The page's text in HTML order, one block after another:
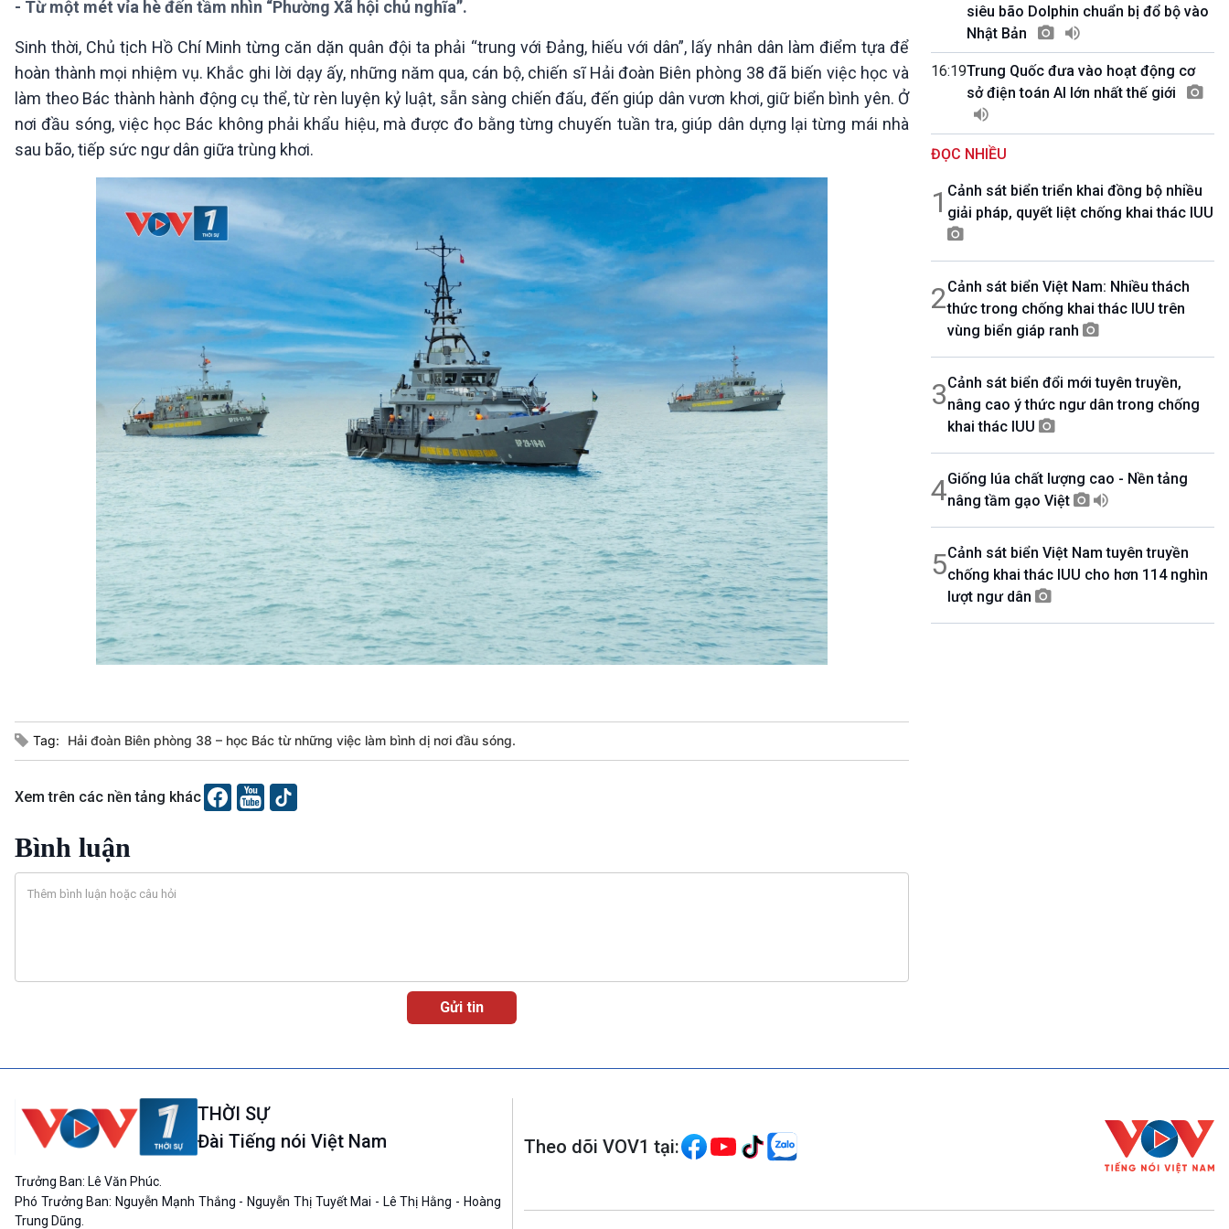
360 độ Sức khỏe
Tài nguyên và Môi trường
Chuyên gia của bạn
Xã hội chuyển động
Bước chân đến trường
Kết nối công nghệ
khí hậu
Chát với người nổi tiếng
E-Magazine
10 phút Sự kiện - Luận bàn
Câu chuyện thời sự
Dòng chảy sự kiện
Đối thoại
Diễn đàn chủ nhật
VOV1 đặc biệt
Thanh âm ký sự
Chân dung cuộc sống
Các chương trình đặc biệt
- Từ một mét vỉa hè đến tầm nhìn “Phường Xã hội chủ nghĩa”.
Sinh thời, Chủ tịch Hồ Chí Minh từng căn dặn quân đội ta phải “trung với Đảng, hiếu với dân”, lấy nhân dân làm điểm tựa để
hoàn thành mọi nhiệm vụ. Khắc ghi lời dạy ấy, những năm qua, cán bộ, chiến sĩ Hải đoàn Biên phòng 38 đã biến việc học và
làm theo Bác thành hành động cụ thể, từ rèn luyện kỷ luật, sẵn sàng chiến đấu, đến giúp dân vươn khơi, giữ biển bình yên. Ở
nơi đầu sóng, việc học Bác không phải khẩu hiệu, mà được đo bằng từng chuyến tuần tra, giúp dân dựng lại từng mái nhà
sau bão, tiếp sức ngư dân giữa trùng khơi.
Tag: Hải đoàn Biên phòng 38 – học Bác từ những việc làm bình dị nơi đầu sóng.
Xem trên các nền tảng khác
Bình luận
siêu bão Dolphin chuẩn bị đổ bộ vào
Nhật Bản
16:19Trung Quốc đưa vào hoạt động cơ
sở điện toán AI lớn nhất thế giới
ĐỌC NHIỀU
1 Cảnh sát biển triển khai đồng bộ nhiều
giải pháp, quyết liệt chống khai thác IUU
2Cảnh sát biển Việt Nam: Nhiều thách
thức trong chống khai thác IUU trên
vùng biển giáp ranh
3Cảnh sát biển đổi mới tuyên truyền,
nâng cao ý thức ngư dân trong chống
khai thác IUU
4Giống lúa chất lượng cao - Nền tảng
nâng tầm gạo Việt
5Cảnh sát biển Việt Nam tuyên truyền
chống khai thác IUU cho hơn 114 nghìn
lượt ngư dân
THỜI SỰ
Đài Tiếng nói Việt Nam
Trưởng Ban: Lê Văn Phúc.
Phó Trưởng Ban: Nguyễn Mạnh Thắng - Nguyễn Thị Tuyết Mai - Lê Thị Hằng - Hoàng
Trung Dũng.
Theo dõi VOV1 tại: